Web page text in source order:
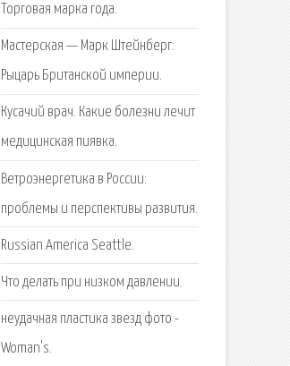
Торговая марка года.
Мастерская — Марк Штейнберг:
Рыцарь Британской империи.
Кусачий врач. Какие болезни лечит
медицинская пиявка.
Ветроэнергетика в России:
проблемы и перспективы развития.
Russian America Seattle.
Что делать при низком давлении.
неудачная пластика звезд фото -
Woman's.